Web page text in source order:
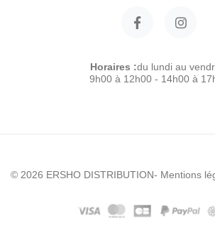
Horaires :du lundi au
9h00 à 12h00 - 14h00 à
© 2026 ERSHO DISTRIBUTION- Mentions